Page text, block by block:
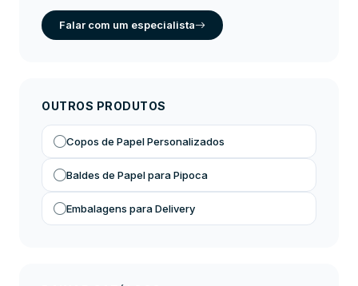
Falar com um especialista
OUTROS PRODUTOS
Copos de Papel Personalizados
Baldes de Papel para Pipoca
Embalagens para Delivery